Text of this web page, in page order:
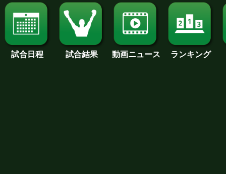
試合日程 試合結果 動画ニュース ランキング